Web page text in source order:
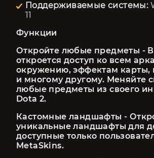
Поддерживаемые системы:
11
Функции
Откройте любые предметы -
откроется доступ ко всем
окружению, эффектам карты,
и многому другому. Меняйте
любые предметы из своего
Dota 2.
Кастомные ландшафты -
уникальные ландшафты для
доступные только
MetaSkins.